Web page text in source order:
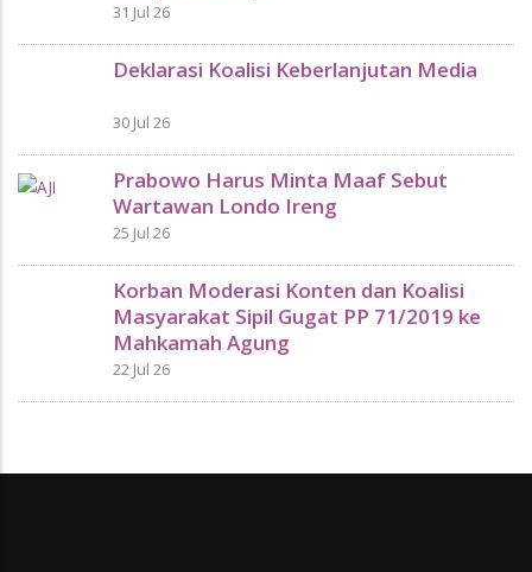
31 Jul 26
Deklarasi Koalisi Keberlanjutan Media
30 Jul 26
Prabowo Harus Minta Maaf Sebut
Wartawan Londo Ireng
25 Jul 26
Korban Moderasi Konten dan Koalisi
Masyarakat Sipil Gugat PP 71/2019 ke
Mahkamah Agung
22 Jul 26